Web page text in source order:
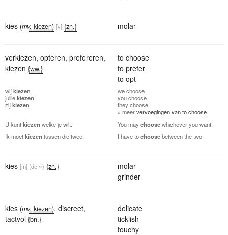
kies (mv. kiezen) [v] {zn.} molar
verkiezen, opteren, prefereren,
kiezen {ww.}
to choose
to prefer
to opt
wijkiezen
julliekiezen
zijkiezen
wechoose
youchoose
they choose
» meervervoegingen van to choose
U kuntkiezen welke je wilt. You may choosewhichever you want.
Ik moetkiezen tussen die twee. I have tochoosebetween the two.
kies [m] (de ~) {zn.}
molar
grinder
kies (mv. kiezen), discreet,
tactvol {bn.}
delicate
ticklish
touchy